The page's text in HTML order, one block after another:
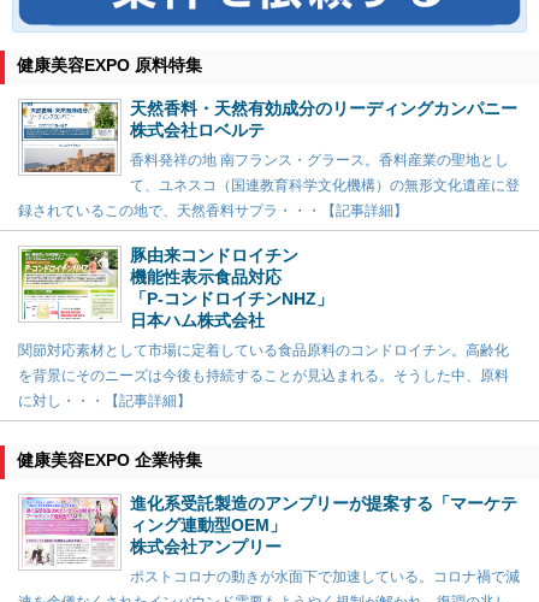
健康美容EXPO 原料特集
天然香料・天然有効成分のリーディングカンパニー
株式会社ロベルテ
香料発祥の地 南フランス・グラース。香料産業の聖地とし
て、ユネスコ（国連教育科学文化機構）の無形文化遺産に登
録されているこの地で、天然香料サプラ・・・【記事詳細】
豚由来コンドロイチン
機能性表示食品対応
「P-コンドロイチンNHZ」
日本ハム株式会社
関節対応素材として市場に定着している食品原料のコンドロイチン。高齢化
を背景にそのニーズは今後も持続することが見込まれる。そうした中、原料
に対し・・・【記事詳細】
健康美容EXPO 企業特集
進化系受託製造のアンプリーが提案する「マーケテ
ィング連動型OEM」
株式会社アンプリー
ポストコロナの動きが水面下で加速している。コロナ禍で減